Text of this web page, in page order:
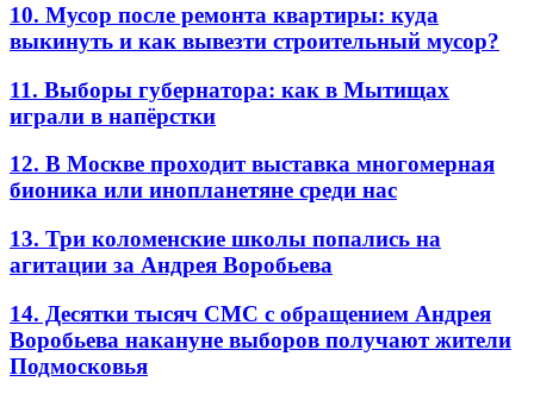
10. Мусор после ремонта квартиры: куда
выкинуть и как вывезти строительный мусор?
11. Выборы губернатора: как в Мытищах
играли в напёрстки
12. В Москве проходит выставка многомерная
бионика или инопланетяне среди нас
13. Три коломенские школы попались на
агитации за Андрея Воробьева
14. Десятки тысяч СМС с обращением Андрея
Воробьева накануне выборов получают жители
Подмосковья